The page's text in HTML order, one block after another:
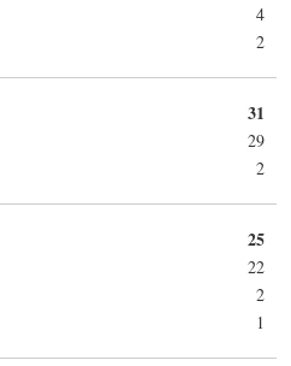
4
2
31
29
2
25
22
2
1